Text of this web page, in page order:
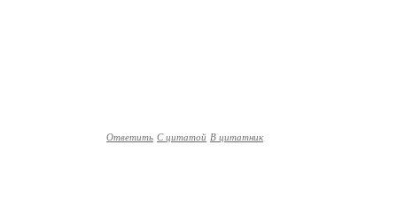
Ответить С цитатой В цитатник